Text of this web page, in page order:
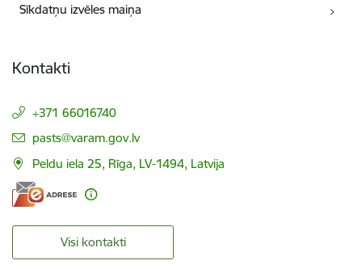
Sīkdatņu izvēles maiņa
Kontakti
+371 66016740
E-pasts:
pasts@varam.gov.lv
Peldu iela 25, Rīga, LV-1494, Latvija
Visi kontakti